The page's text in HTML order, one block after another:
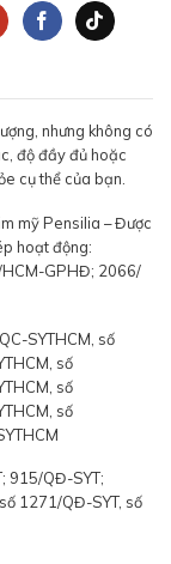
nhưng không có
độ đầy đủ hoặc
cụ thể của bạn.
mỹ Pensilia – Được
hoạt động:
GPHĐ; 2066/
SYTHCM, số
số
số
số
915/QĐ-SYT;
1271/QĐ-SYT, số